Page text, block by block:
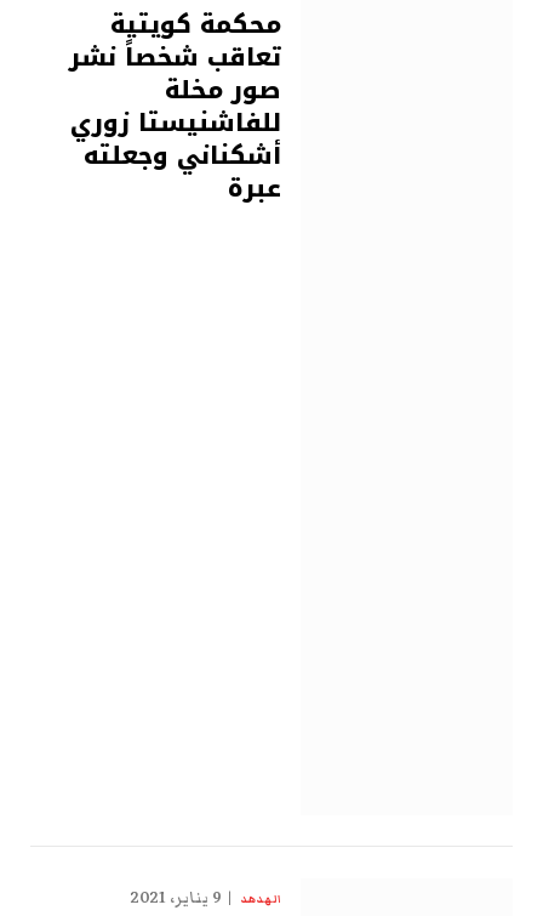
محكمة كويتية
تعاقب شخصاً نشر
صور مخلة
للفاشنيستا زوري
أشكناني وجعلته
عبرة
الهدهد 9 يناير، 2021